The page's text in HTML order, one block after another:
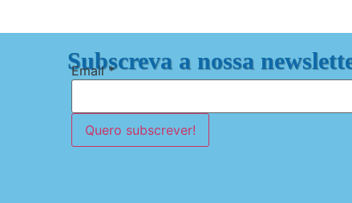
Subscreva a nossa
Email*
Quero subscrever!